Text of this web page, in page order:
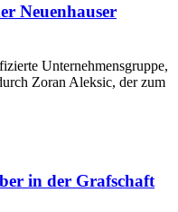
Neuenhauser
Unternehmensgruppe,
Zoran Aleksic, der zum
in der Grafschaft